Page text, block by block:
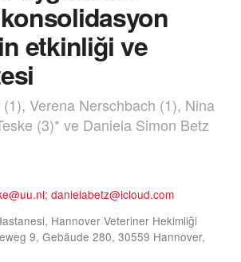
etkinliği ve
Verena Nerschbach (1), Nina
(3)* ve Daniela Simon Betz
danielabetz@icloud.com
Hannover Veteriner Hekimliği
9, Gebäude 280, 30559 Hannover,